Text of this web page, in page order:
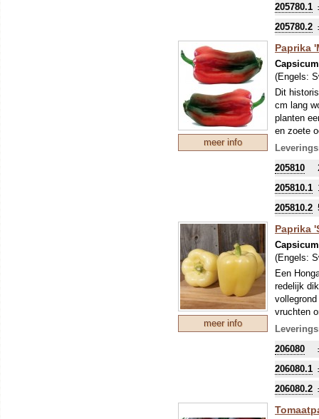
205780.1
205780.2
meer info
Paprika
(Engels:
Dit
cm lang
planten
en zoete
dan een
205810
205810.1
205810.2
meer info
Paprika
(Engels:
Een
redelijk
vruchten
hokken of
206080
206080.1
206080.2